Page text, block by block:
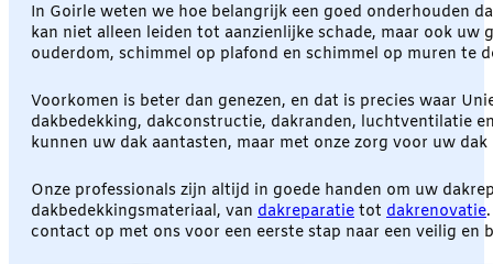
In Goirle weten we hoe belangrijk een goed onderhouden
kan niet alleen leiden tot aanzienlijke schade, maar ook
ouderdom, schimmel op plafond en schimmel op muren te
Voorkomen is beter dan genezen, en dat is precies waar
dakbedekking, dakconstructie, dakranden, luchtventilatie
kunnen uw dak aantasten, maar met onze zorg voor uw
Onze professionals zijn altijd in goede handen om uw
dakbedekkingsmateriaal, van dakreparatie tot dakrenovatie
contact op met ons voor een eerste stap naar een veilig en